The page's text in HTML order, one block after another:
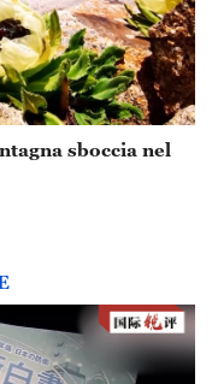
sboccia nel